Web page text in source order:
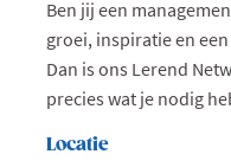
Ben jij een
groei, inspiratie en
Dan is ons Lerend
precies wat je nodig
Locatie